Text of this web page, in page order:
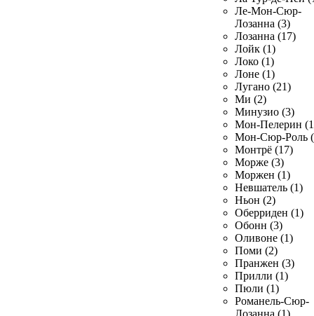
Ле-Мон-Сюр-
Лозанна (3)
Лозанна (17)
Лойк (1)
Локо (1)
Лоне (1)
Лугано (21)
Ми (2)
Минузио (3)
Мон-Пелерин
Мон-Сюр-Роль
Монтрё (17)
Морже (3)
Моржен (1)
Невшатель (1)
Ньон (2)
Оберриден (1)
Обонн (3)
Оливоне (1)
Поми (2)
Пранжен (3)
Прилли (1)
Пюли (1)
Романель-Сюр-
Лозанна (1)